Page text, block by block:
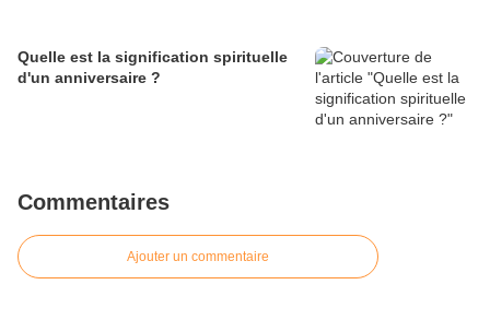
Quelle est la signification spirituelle
d'un anniversaire ?
Commentaires
Ajouter un commentaire